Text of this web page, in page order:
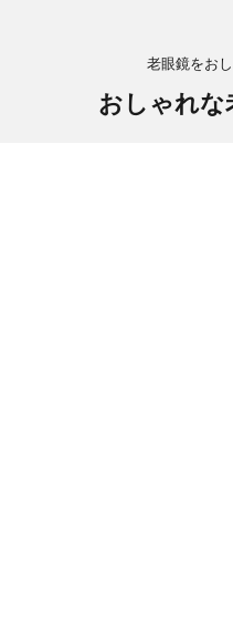
老眼鏡をお
おしゃれな